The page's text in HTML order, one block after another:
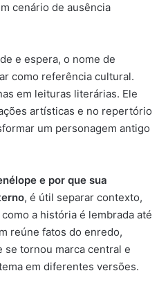
cenário de ausência
e espera, o nome de
como referência cultural.
em leituras literárias. Ele
artísticas e no repertório
um personagem antigo
e por que sua
, é útil separar contexto,
a história é lembrada até
reúne fatos do enredo,
se tornou marca central e
em diferentes versões.